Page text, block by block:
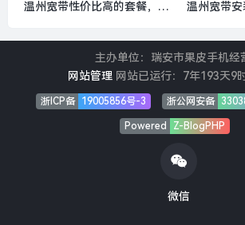
温州宽带性价比高的套餐，推
温州宽带
元
主办单位：瑞安市果皮手机经
网站管理网站已运行： 7年193天9
浙ICP备 19005856号-3 浙公网安备
Powered Z-BlogPHP
微信